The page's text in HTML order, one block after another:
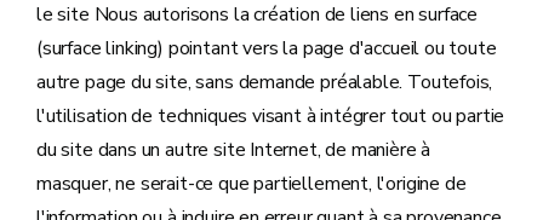
le site Nous autorisons la création de liens en surface
(surface linking) pointant vers la page d'accueil ou toute
autre page du site, sans demande préalable. Toutefois,
l'utilisation de techniques visant à intégrer tout ou partie
du site dans un autre site Internet, de manière à
masquer, ne serait-ce que partiellement, l'origine de